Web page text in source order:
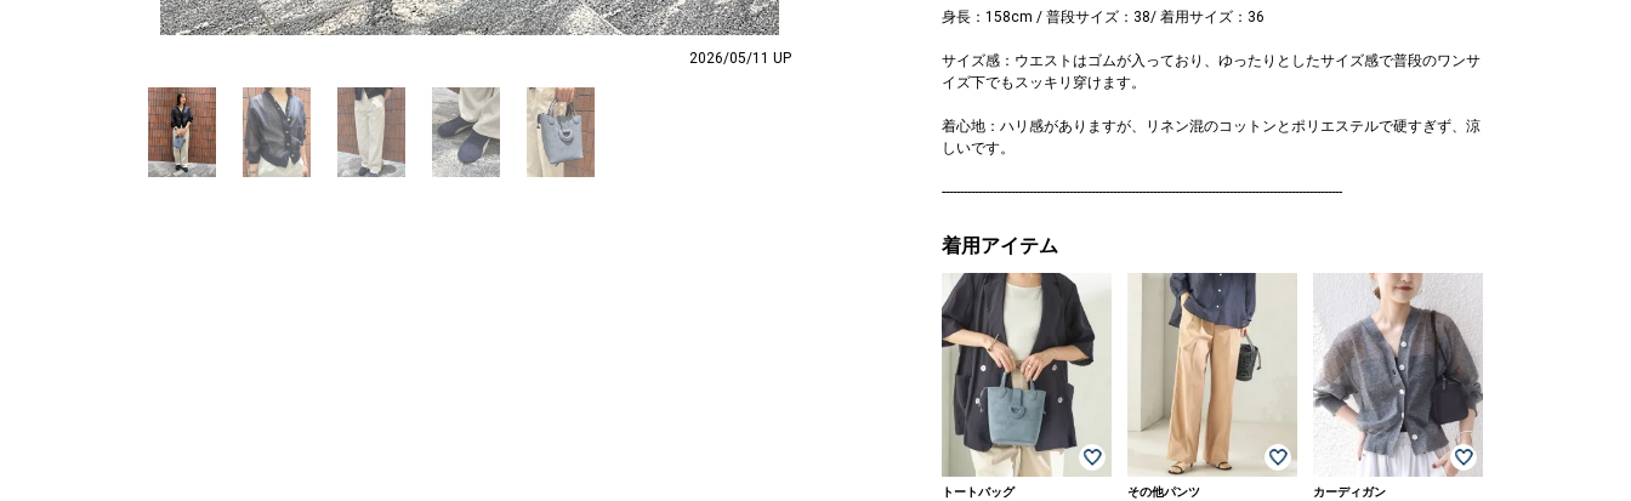
2026/05/11 UP
身長：158cm / 普段サイズ：38/ 着用サイズ：36
サイズ感：ウエストはゴムが入っており、ゆったりとしたサイズ感で普段のワンサ
イズ下でもスッキリ穿けます。
着心地：ハリ感がありますが、リネン混のコットンとポリエステルで硬すぎず、涼
しいです。
--------------------------------------------------------------------------------------------------------------
着用アイテム
トートバッグ
その他パンツ
カーディガン